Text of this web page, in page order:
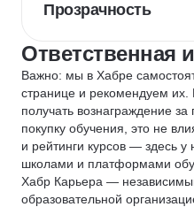
Прозрачность
Ответственная
Важно: мы в Хабре
странице и рекомендуем
получать вознаграждение
покупку обучения, это не
и рейтинги курсов — здесь
школами и платформами
Хабр Карьера —
образовательной